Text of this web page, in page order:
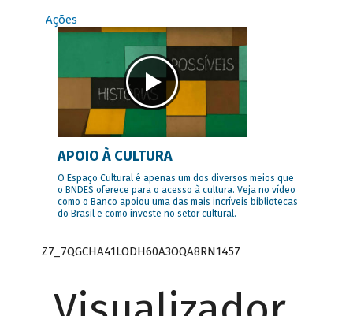
Ações
APOIO À CULTURA
O Espaço Cultural é apenas um dos diversos meios que
o BNDES oferece para o acesso à cultura. Veja no vídeo
como o Banco apoiou uma das mais incríveis bibliotecas
do Brasil e como investe no setor cultural.
Z7_7QGCHA41LODH60A3OQA8RN1457